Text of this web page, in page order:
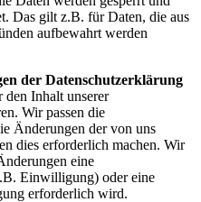
Das gilt z.B. für Daten, die aus
aufbewahrt werden
der Datenschutzerklärung
den Inhalt unserer
Wir passen die
Änderungen der von uns
dies erforderlich machen. Wir
eine
Einwilligung) oder eine
erforderlich wird.